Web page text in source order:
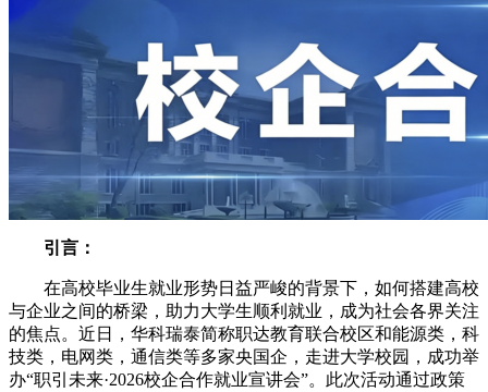
引言：
在高校毕业生就业形势日益严峻的背景下，如何搭建高校
与企业之间的桥梁，助力大学生顺利就业，成为社会各界关注
的焦点。近日，华科瑞泰简称职达教育联合校区和能源类，科
技类，电网类，通信类等多家央国企，走进大学校园，成功举
办“职引未来·2026校企合作就业宣讲会”。此次活动通过政策